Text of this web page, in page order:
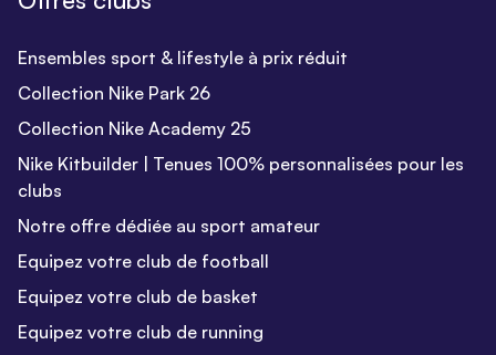
Ensembles sport & lifestyle à prix réduit
Collection Nike Park 26
Collection Nike Academy 25
Nike Kitbuilder | Tenues 100% personnalisées pour les
clubs
Notre offre dédiée au sport amateur
Equipez votre club de football
Equipez votre club de basket
Equipez votre club de running